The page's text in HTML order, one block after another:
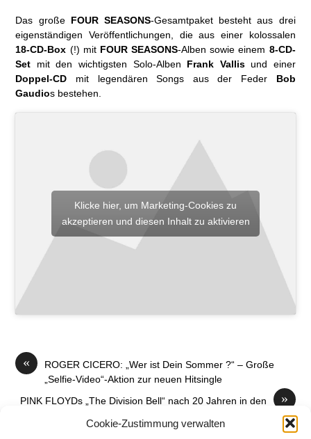
Cookie-Zustimmung verwalten
Das große FOUR SEASONS-Gesamtpaket besteht aus drei
eigenständigen Veröffentlichungen, die aus einer kolossalen
18-CD-Box (!) mit FOUR SEASONS-Alben sowie einem 8-CD-
Set mit den wichtigsten Solo-Alben Frank Vallisund einer
Doppel-CD mit legendären Songs aus der Feder Bob
Gaudios bestehen.
Klicke hier, um Marketing-Cookies zu
akzeptieren und diesen Inhalt zu aktivieren
«
ROGER CICERO: „Wer ist Dein Sommer ?“ – Große
„Selfie-Video“-Aktion zur neuen Hitsingle
»
PINK FLOYDs „The Division Bell“ nach 20 Jahren in den